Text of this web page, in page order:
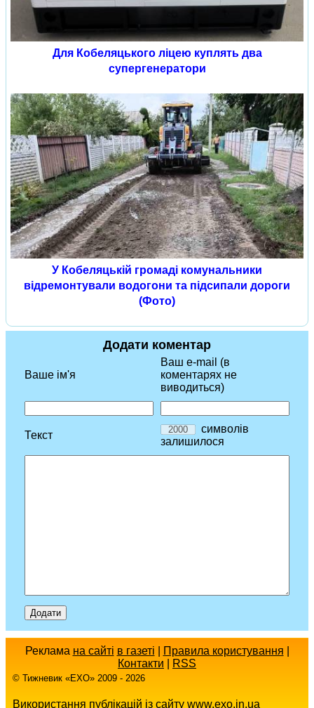
Для Кобеляцького ліцею куплять два
супергенератори
У Кобеляцькій громаді комунальники
відремонтували водогони та підсипали дороги
(Фото)
Додати коментар
Ваше ім'я
Ваш e-mail (в
коментарях не
виводиться)
Текст
символів
залишилося
Реклама на сайті в газеті Правила користування
Контакти
RSS
© Тижневик «EХO» 2009 - 2026
Використання публікацій із сайту www.exo.in.ua